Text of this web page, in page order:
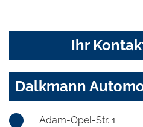
Ihr
Dalkmann
Adam-Opel-Str. 1